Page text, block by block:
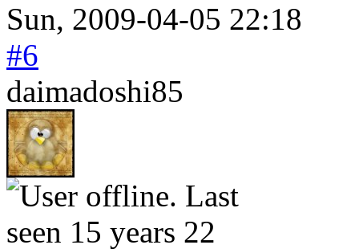
Sun, 2009-04-05 22:18
#6
daimadoshi85